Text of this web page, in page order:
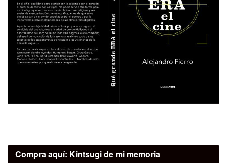
Compra aquí: Kintsugi de mi memoria